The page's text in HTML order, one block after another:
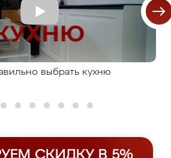
выбрать кухню
СКИДКУ В 5%